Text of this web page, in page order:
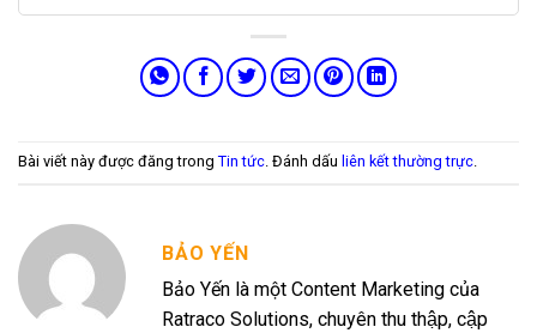
Bài viết này được đăng trong Tin tức. Đánh dấu liên kết thường trực.
BẢO YẾN
Bảo Yến là một Content Marketing của
Ratraco Solutions, chuyên thu thập, cập